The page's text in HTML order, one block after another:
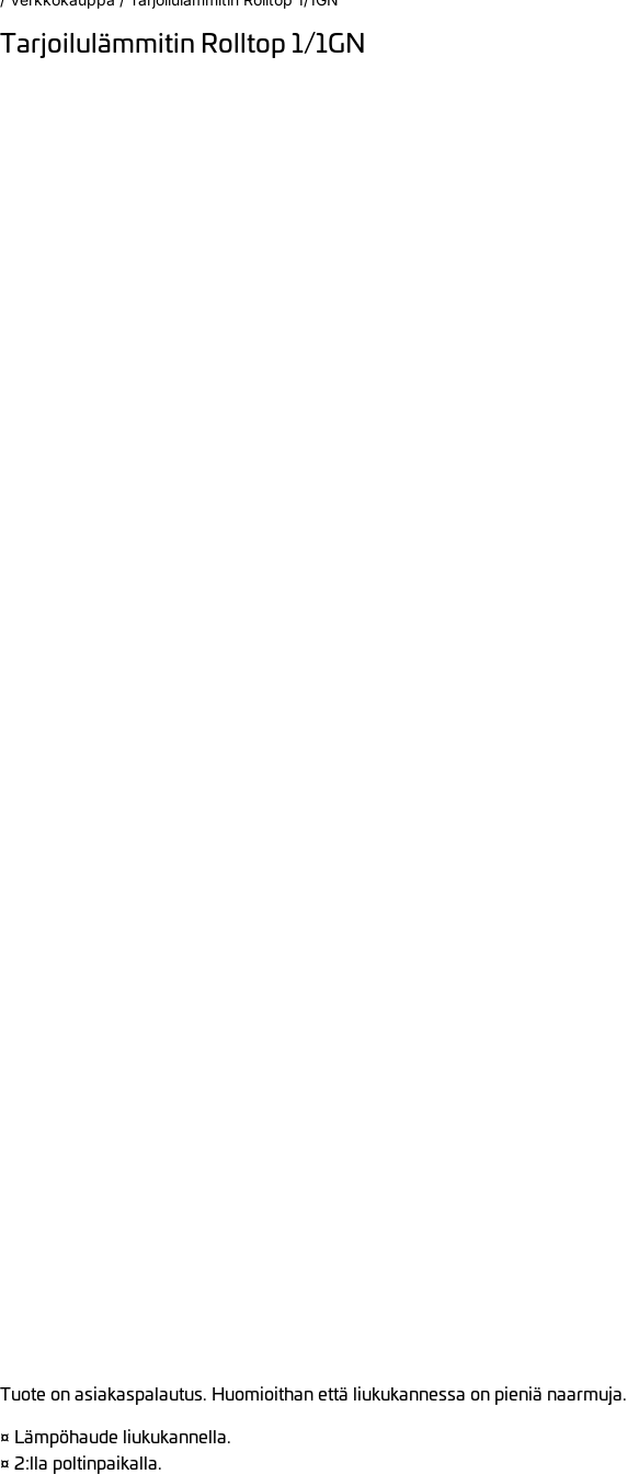
Tarjoilulämmitin Rolltop 1/1GN
Tuote on asiakaspalautus. Huomioithan että liukukannessa on pieniä naarmuja.
¤ Lämpöhaude liukukannella.
¤ 2:lla poltinpaikalla.